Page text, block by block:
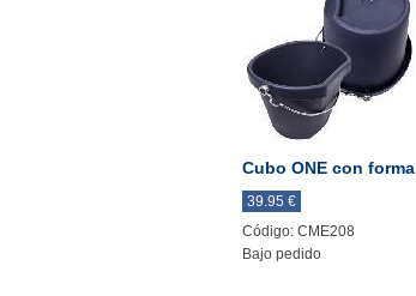
Cubo ONE con forma
39.95 €
Código: CME208
Bajo pedido